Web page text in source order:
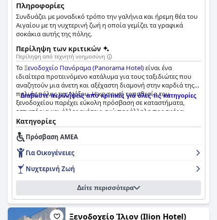
Πληροφορίες
Συνδυάζει με μοναδικό τρόπο την γαλήνια και ήρεμη θέα του
Αιγαίου με τη νυχτερινή ζωή η οποία γεμίζει τα γραφικά
σοκάκια αυτής της πόλης.
Περίληψη των κριτικών
Περίληψη από τεχνητή νοημοσύνη
ΤοΞενοδοχείο Πανόραμα (Panorama Hotel)είναι ένα
ιδιαίτερα προτεινόμενο κατάλυμα για τους ταξιδιώτες που
αναζητούν μια άνετη και αξέχαστη διαμονή στην καρδιά της
παλιάς πόλης της Νάξου. Η κεντρική τοποθεσία του
ξενοδοχείου παρέχει εύκολη πρόσβαση σε καταστήματα,
εστιατόρια και άλλες ανέσεις, ενώ παράλληλα προσφέρει
εκπληκτική θέα στο λιμάνι και την Πορτάρα. Οι επισκέπτες
έχουν επαινέσει την ευγενική φιλοξενία του οικοδεσπότη
τους, Μάνου, και την εξυπηρετικότητα του προσωπικού,
συμπεριλαμβανομένων των ξεχωριστών μελών της ομάδας,
Τίνα και Δημήτρη. Το πρωινό του ξενοδοχείου έχει λάβει
εξαιρετικές κριτικές για τα φρέσκα και τοπικά υλικά του, τη
ζεστή ατμόσφαιρα και τη φροντίδα που δίνεται στην
προετοιμασία του. Τα φωτεινά και ευάερα δωμάτια είναι
ευρύχωρα, διακοσμημένα με γούστο και εξοπλισμένα με
σύγχρονες ανέσεις, ενώ ορισμένα προσφέρουν βεράντα και
όμορφη θέα στη θάλασσα. Η καθαριότητα του ξενοδοχείου
και η προσοχή στη λεπτομέρεια έχουν επίσης εκτιμηθεί
Διαβάστε περιλήψεις από κριτικές για όλες τις κατηγορίες
Κατηγορίες
Πρόσβαση ΑΜΕΑ
Για Οικογένειες
Νυχτερινή Ζωή
Δείτε περισσότερα
Ξενοδοχείο Ίλιον (Ilion Hotel)